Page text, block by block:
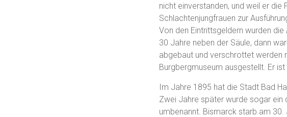
nicht einverstanden, und weil er
Schlachtenjungfrauen zur
Von den Eintrittsgeldern wurden
30 Jahre neben der Säule, dann
abgebaut und verschrottet werden
Burgbergmuseum ausgestellt. Er
Im Jahre 1895 hat die Stadt Bad
Zwei Jahre später wurde sogar
umbenannt. Bismarck starb am 30.